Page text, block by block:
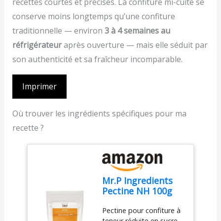
conserve moins longtemps qu’une confiture
traditionnelle — environ 3 à 4 semaines au
réfrigérateuraprès ouverture — mais elle séduit par
son authenticité et sa fraîcheur incomparable.
Imprimer
Où trouver les ingrédients spécifiques pour ma
recette ?
Mr.P Ingredients
Pectine NH 100g
Epaississant
Pectine pour confiture à